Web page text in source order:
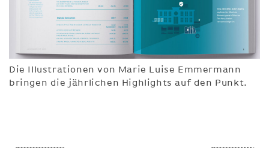
Die Illustrationen von Marie Luise Emmermann
bringen die jährlichen Highlights auf den Punkt.